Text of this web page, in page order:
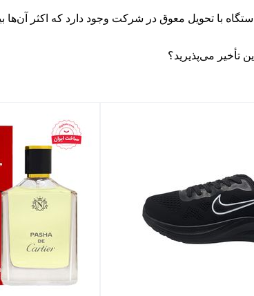
تأخیر می‌پذیرید؟